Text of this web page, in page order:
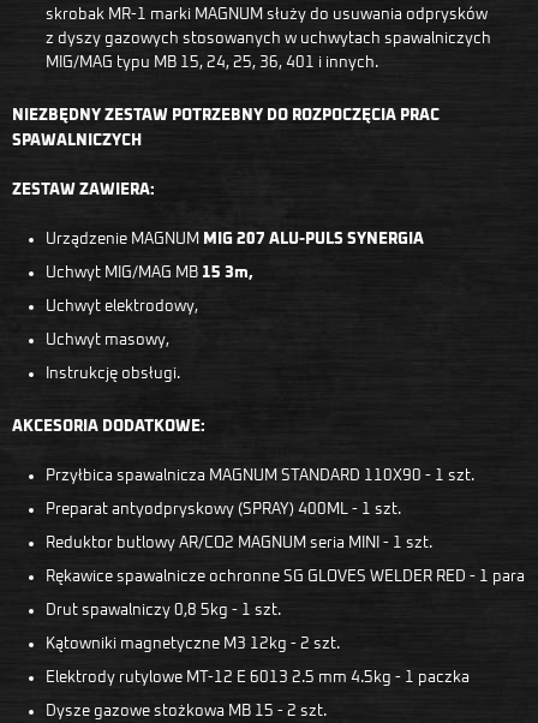
skrobak MR-1 marki MAGNUM służy do usuwania odprysków
z dyszy gazowych stosowanych w uchwytach spawalniczych
MIG/MAG typu MB 15, 24, 25, 36, 401 i innych.
NIEZBĘDNY ZESTAW POTRZEBNY DO ROZPOCZĘCIA PRAC
SPAWALNICZYCH
ZESTAW ZAWIERA:
Urządzenie MAGNUM MIG 207 ALU-PULS SYNERGIA
Uchwyt MIG/MAG MB 15 3m,
Uchwyt elektrodowy,
Uchwyt masowy,
Instrukcję obsługi.
AKCESORIA DODATKOWE:
Przyłbica spawalnicza MAGNUM STANDARD 110X90 - 1 szt.
Preparat antyodpryskowy (SPRAY) 400ML - 1 szt.
Reduktor butlowy AR/CO2 MAGNUM seria MINI - 1 szt.
Rękawice spawalnicze ochronne SG GLOVES WELDER RED - 1 para
Drut spawalniczy 0,8 5kg - 1 szt.
Kątowniki magnetyczne M3 12kg - 2 szt.
Elektrody rutylowe MT-12 E 6013 2.5 mm 4.5kg - 1 paczka
Dysze gazowe stożkowa MB 15 - 2 szt.